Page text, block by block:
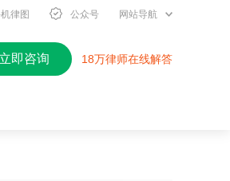
律图 公众号 网站导航
立即咨询 18万律师在线解答